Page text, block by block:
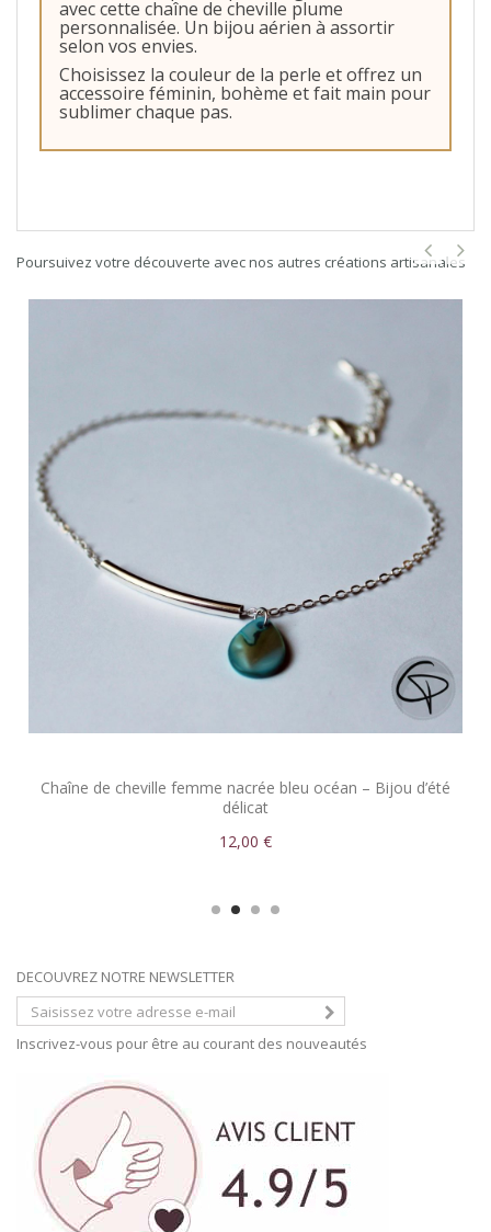
avec cette chaîne de cheville plume
personnalisée. Un bijou aérien à assortir
selon vos envies.
Choisissez la couleur de la perle et offrez un
accessoire féminin, bohème et fait main pour
sublimer chaque pas.
Poursuivez votre découverte avec nos autres créations artisanales
Chaîne de cheville femme nacrée bleu océan – Bijou d’été
délicat
12,00 €
DECOUVREZ NOTRE NEWSLETTER
Inscrivez-vous pour être au courant des nouveautés